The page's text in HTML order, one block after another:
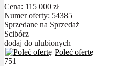
Cena: 115 000 zł
Numer oferty: 54385
Sprzedane na Sprzedaż
Scibórz
dodaj do ulubionych
Poleć ofertę
751